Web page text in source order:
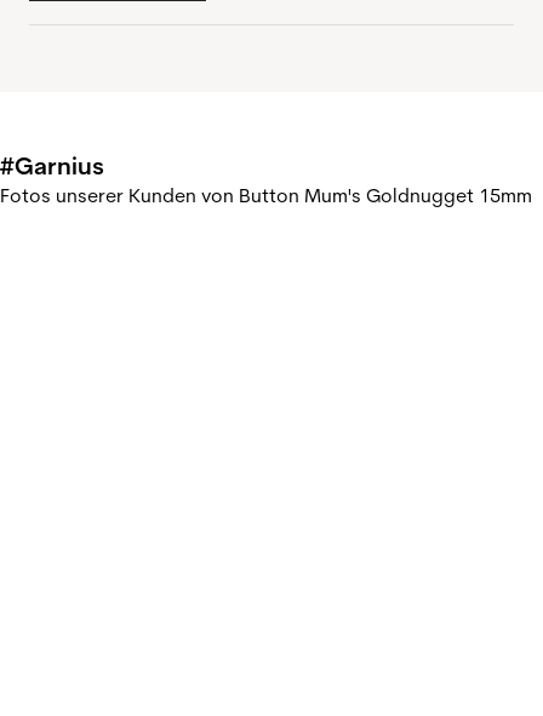
#Garnius
Fotos unserer Kunden von Button Mum's Goldnugget 15mm